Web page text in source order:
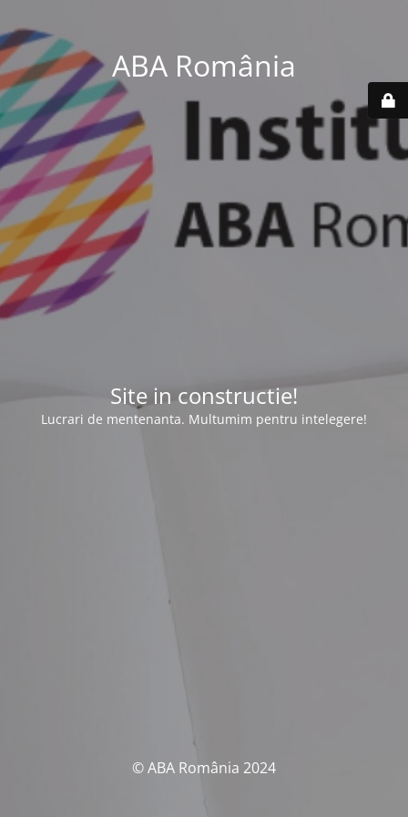
ABA România
Site in constructie!
Lucrari de mentenanta. Multumim pentru intelegere!
© ABA România 2024